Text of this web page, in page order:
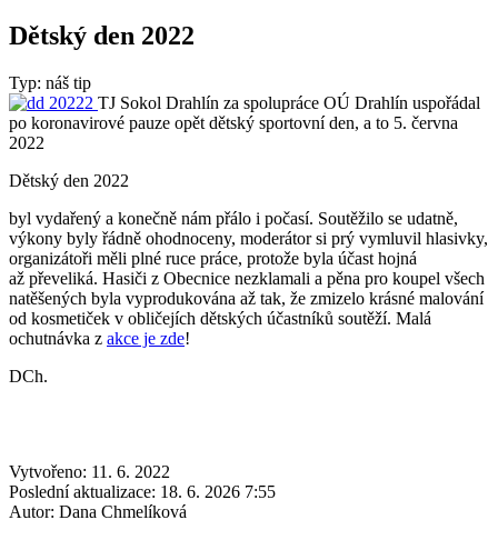
Dětský den 2022
Typ: náš tip
TJ Sokol Drahlín za spolupráce OÚ Drahlín uspořádal
po koronavirové pauze opět dětský sportovní den, a to 5. června
2022
Dětský den 2022
byl vydařený a konečně nám přálo i počasí. Soutěžilo se udatně,
výkony byly řádně ohodnoceny, moderátor si prý vymluvil hlasivky,
organizátoři měli plné ruce práce, protože byla účast hojná
až převeliká. Hasiči z Obecnice nezklamali a pěna pro koupel všech
natěšených byla vyprodukována až tak, že zmizelo krásné malování
od kosmetiček v obličejích dětských účastníků soutěží. Malá
ochutnávka z akce je zde!
DCh.
Vytvořeno: 11. 6. 2022
Poslední aktualizace: 18. 6. 2026 7:55
Autor: Dana Chmelíková